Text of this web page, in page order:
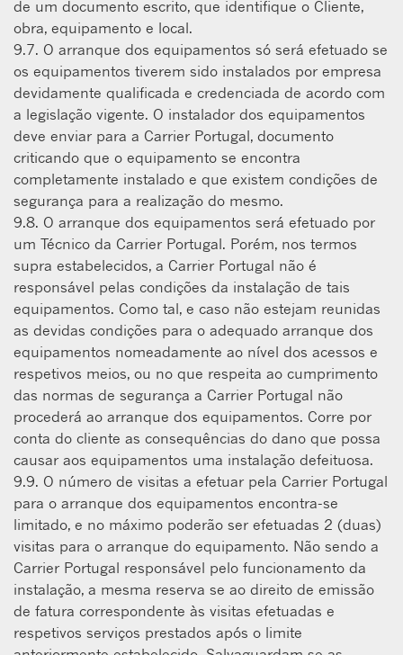
de um documento escrito, que identifique o Cliente,
obra, equipamento e local.
9.7. O arranque dos equipamentos só será efetuado se
os equipamentos tiverem sido instalados por empresa
devidamente qualiﬁcada e credenciada de acordo com
a legislação vigente. O instalador dos equipamentos
deve enviar para a Carrier Portugal, documento
criticando que o equipamento se encontra
completamente instalado e que existem condições de
segurança para a realização do mesmo.
9.8. O arranque dos equipamentos será efetuado por
um Técnico da Carrier Portugal. Porém, nos termos
supra estabelecidos, a Carrier Portugal não é
responsável pelas condições da instalação de tais
equipamentos. Como tal, e caso não estejam reunidas
as devidas condições para o adequado arranque dos
equipamentos nomeadamente ao nível dos acessos e
respetivos meios, ou no que respeita ao cumprimento
das normas de segurança a Carrier Portugal não
procederá ao arranque dos equipamentos. Corre por
conta do cliente as consequências do dano que possa
causar aos equipamentos uma instalação defeituosa.
9.9. O número de visitas a efetuar pela Carrier Portugal
para o arranque dos equipamentos encontra-se
limitado, e no máximo poderão ser efetuadas 2 (duas)
visitas para o arranque do equipamento. Não sendo a
Carrier Portugal responsável pelo funcionamento da
instalação, a mesma reserva se ao direito de emissão
de fatura correspondente às visitas efetuadas e
respetivos serviços prestados após o limite